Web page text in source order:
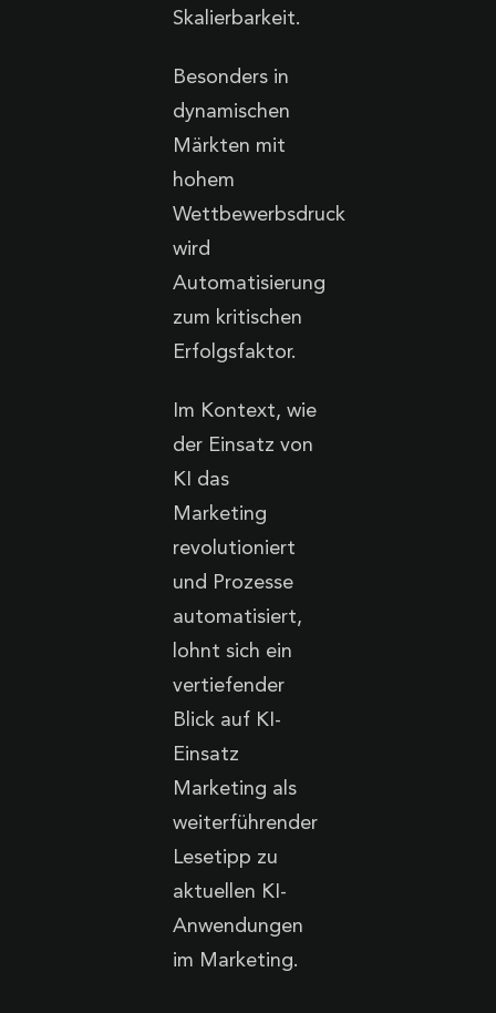
Skalierbarkeit.
Besonders in
dynamischen
Märkten mit
hohem
Wettbewerbsdruck
wird
Automatisierung
zum kritischen
Erfolgsfaktor.
Im Kontext, wie
der Einsatz von
KI das
Marketing
revolutioniert
und Prozesse
automatisiert,
lohnt sich ein
vertiefender
Blick auf KI-
Einsatz
Marketing als
weiterführender
Lesetipp zu
aktuellen KI-
Anwendungen
im Marketing.